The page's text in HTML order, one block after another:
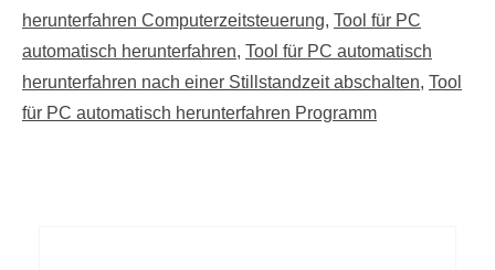
herunterfahren Computerzeitsteuerung, Tool für PC
automatisch herunterfahren, Tool für PC automatisch
herunterfahren nach einer Stillstandzeit abschalten, Tool
für PC automatisch herunterfahren Programm